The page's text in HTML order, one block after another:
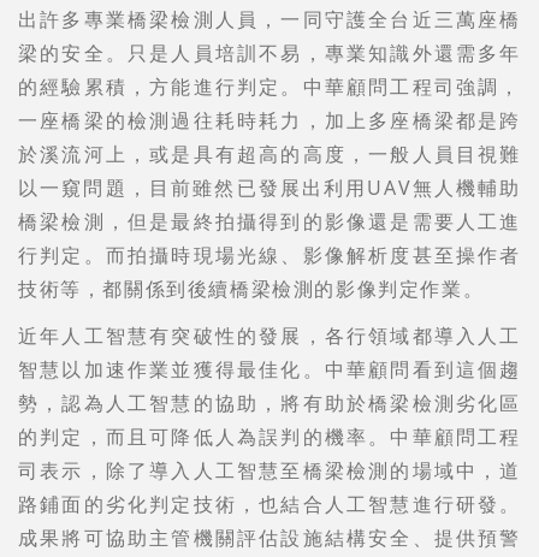
出許多專業橋梁檢測人員，一同守護全台近三萬座橋
梁的安全。只是人員培訓不易，專業知識外還需多年
的經驗累積，方能進行判定。中華顧問工程司強調，
一座橋梁的檢測過往耗時耗力，加上多座橋梁都是跨
於溪流河上，或是具有超高的高度，一般人員目視難
以一窺問題，目前雖然已發展出利用UAV無人機輔助
橋梁檢測，但是最終拍攝得到的影像還是需要人工進
行判定。而拍攝時現場光線、影像解析度甚至操作者
技術等，都關係到後續橋梁檢測的影像判定作業。
近年人工智慧有突破性的發展，各行領域都導入人工
智慧以加速作業並獲得最佳化。中華顧問看到這個趨
勢，認為人工智慧的協助，將有助於橋梁檢測劣化區
的判定，而且可降低人為誤判的機率。中華顧問工程
司表示，除了導入人工智慧至橋梁檢測的場域中，道
路鋪面的劣化判定技術，也結合人工智慧進行研發。
成果將可協助主管機關評估設施結構安全、提供預警